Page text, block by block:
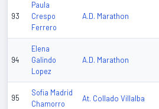
93
Paula
Crespo
Ferrero
A.D. Marathon
94
Elena
Galindo
Lopez
A.D. Marathon
95
Sofia Madrid
Chamorro
At. Collado Villalba